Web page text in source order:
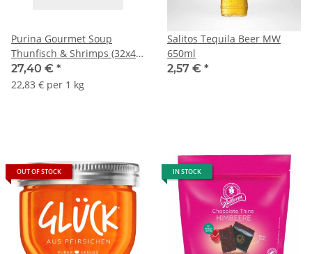
Purina Gourmet Soup
Thunfisch & Shrimps (32x40
g) VPE
27,40 € *
22,83 € per 1 kg
Salitos Tequila Beer MW
650ml
2,57 € *
OUT OF STOCK IN STOCK